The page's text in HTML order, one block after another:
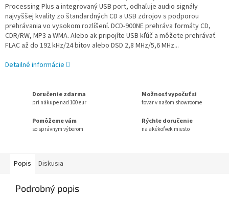
Processing Plus a integrovaný USB port, odhaľuje audio signály
najvyššej kvality zo štandardných CD a USB zdrojov s podporou
prehrávania vo vysokom rozlíšení. DCD-900NE prehráva formáty CD,
CDR/RW, MP3 a WMA. Alebo ak pripojíte USB kľúč a môžete prehrávať
FLAC až do 192 kHz/24 bitov alebo DSD 2,8 MHz/5,6 MHz...
Detailné informácie
Doručenie zdarma
pri nákupe nad 100 eur
Možnosť vypočuť si
tovar v našom showroome
Pomôžeme vám
so správnym výberom
Rýchle doručenie
na akékoľvek miesto
Popis Diskusia
Podrobný popis